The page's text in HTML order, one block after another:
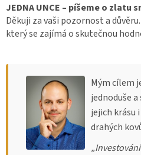
JEDNA UNCE – píšeme o zlatu
Děkuji za vaši pozornost a
který se zajímá o skutečnou
Mým cílem
jednoduše
jejich krásu
drahých